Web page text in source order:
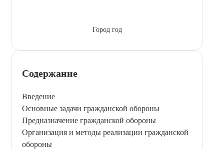
Город год
Содержание
Введение
Основные задачи гражданской обороны
Предназначение гражданской обороны
Организация и методы реализации гражданской
обороны